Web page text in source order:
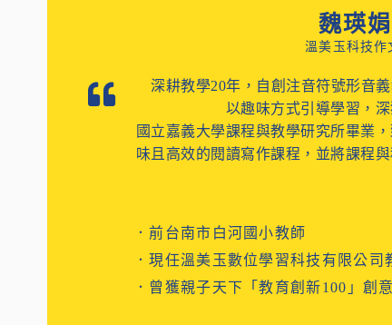
魏瑛
溫美玉科技作
深耕教學20年，自創注音符號形音
以趣味方式引導學習，
國立嘉義大學課程與教學研究所畢業
味且高效的閱讀寫作課程，並將課程
．前台南市白河國小教師
．現任溫美玉數位學習科技有限公司
．曾獲親子天下「教育創新100」創